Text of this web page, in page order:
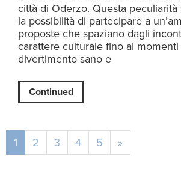
città di Oderzo. Questa
la possibilità di partecipare a
proposte che spaziano dagli
carattere culturale fino ai
divertimento sano e
Continued
1 2 3 4 5 »